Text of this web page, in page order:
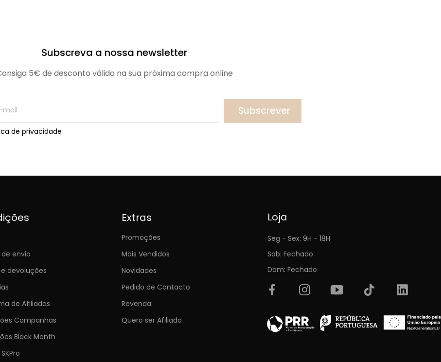
Subscreva a nossa newsletter
5€ de desconto válido na sua próxima compra online
Subscrever
de privacidade
envio
devoluções
de Afiliados
Campanhas
Black Month
Extras
Promoções
Mais Vendidos
Novidades
Pedido de Contacto
Revenda
Quero ser Afiliado
Loja
Seg - Sex: 9H - 18H
Sab: Fechado
Dom: Fechado